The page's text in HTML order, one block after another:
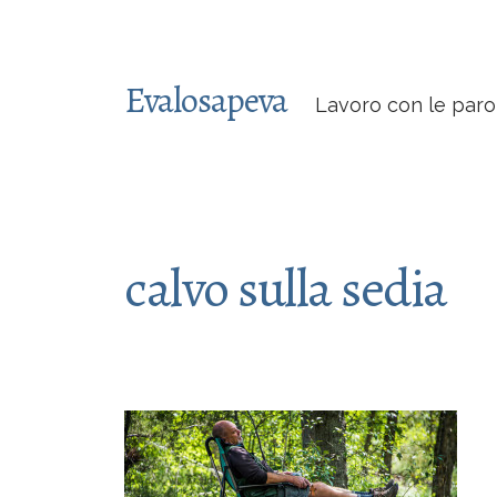
Evalosapeva Lavoro con le
calvo sulla sedia